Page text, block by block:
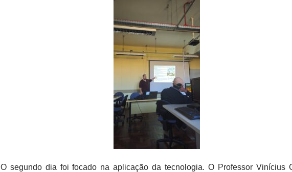
O segundo dia foi focado na aplicação da tecnologia. O Professor Vinícius